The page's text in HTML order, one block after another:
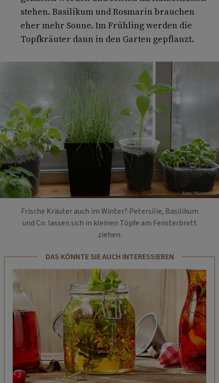
stehen. Basilikum und Rosmarin brauchen
eher mehr Sonne. Im Frühling werden die
Topfkräuter dann in den Garten gepflanzt.
Foto: Thinkstock
Frische Kräuter auch im Winter? Petersilie, Basilikum
und Co. lassen sich in kleinen Töpfe am Fensterbrett
ziehen.
DAS KÖNNTE SIE AUCH INTERESSIEREN